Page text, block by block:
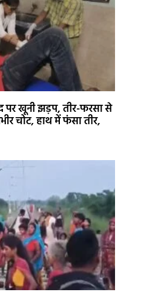
पर खूनी झड़प, तीर-फरसा से
चोट, हाथ में फंसा तीर,